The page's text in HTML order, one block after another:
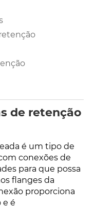
de retenção
é um tipo de
conexões de
para que possa
flanges da
proporciona
e é